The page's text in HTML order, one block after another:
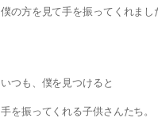
僕の方を見て手を振ってくれまし
いつも、僕を見つけると
手を振ってくれる子供さんたち。